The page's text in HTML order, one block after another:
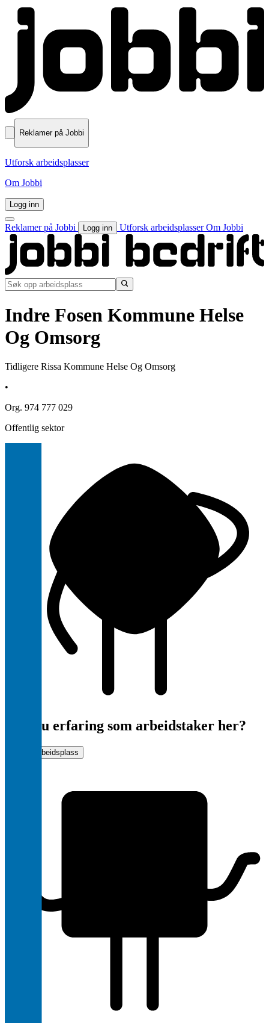
Reklamer på Jobbi
Utforsk arbeidsplasser
Om Jobbi
Logg inn
Reklamer på Jobbi Logg inn Utforsk arbeidsplasserOm Jobbi
Indre Fosen Kommune Helse
Og Omsorg
Tidligere Rissa Kommune Helse Og Omsorg
•
Org. 974 777 029
Offentlig sektor
Har du erfaring som arbeidstaker her?
Vurder arbeidsplass